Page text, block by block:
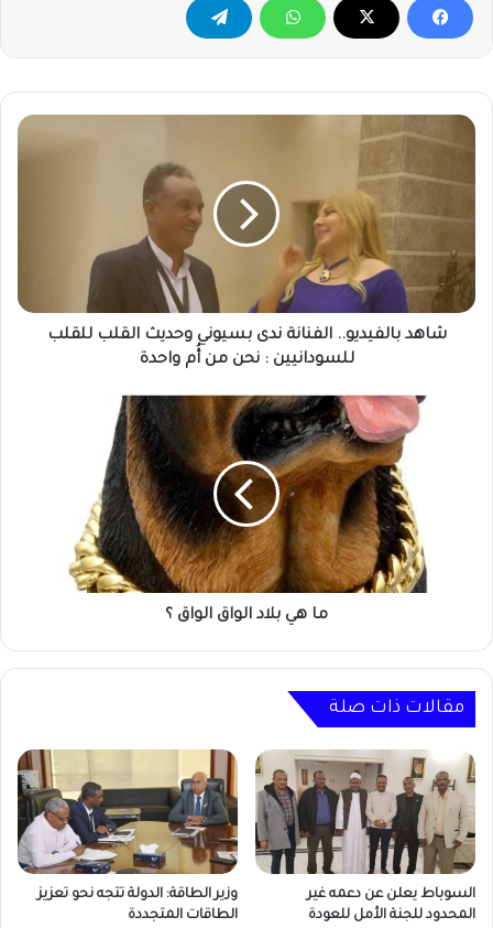
شاهد
بالفيديو..
بسيوني
القلب
للقلب
للسودانيين
شاهد بالفيديو.. الفنانة ندى بسيوني وحديث القلب للقلب
للسودانيين : نحن من أُم واحدة
ما هي بلاد الواق الواق ؟
مقالات ذات صلة
السوباط يعلن عن دعمه غير
المحدود للجنة الأمل للعودة
وزير الطاقة: الدولة تتجه نحو تعزيز
الطاقات المتجددة